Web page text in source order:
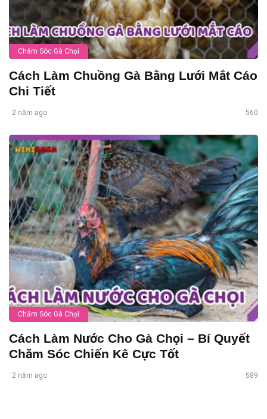
Chăm Sóc Gà Chọi
Cách Làm Chuồng Gà Bằng Lưới Mắt Cáo
Chi Tiết
2 năm ago 560
Chăm Sóc Gà Chọi
Cách Làm Nước Cho Gà Chọi – Bí Quyết
Chăm Sóc Chiến Kê Cực Tốt
2 năm ago 589